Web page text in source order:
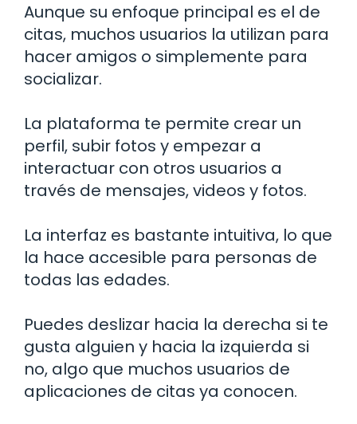
Aunque su enfoque principal es el de
citas, muchos usuarios la utilizan para
hacer amigos o simplemente para
socializar.
La plataforma te permite crear un
perfil, subir fotos y empezar a
interactuar con otros usuarios a
través de mensajes, videos y fotos.
La interfaz es bastante intuitiva, lo que
la hace accesible para personas de
todas las edades.
Puedes deslizar hacia la derecha si te
gusta alguien y hacia la izquierda si
no, algo que muchos usuarios de
aplicaciones de citas ya conocen.